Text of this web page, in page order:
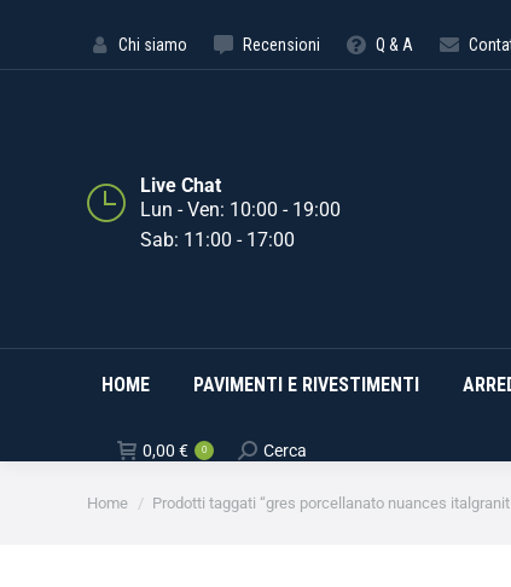
Chi siamo Recensioni Q & A
Live Chat
Lun - Ven: 10:00 - 19:00
Sab: 11:00 - 17:00
HOME PAVIMENTI E RIVESTIMENTI
0,00 € 0 Cerca
Tu sei qui:
Home Prodotti taggati “gres porcellanato nuances
HOME PAVIMENTI E